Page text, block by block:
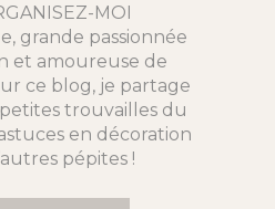
MOI
grande passionnée
et amoureuse de
ce blog, je partage
trouvailles du
en décoration
pépites !